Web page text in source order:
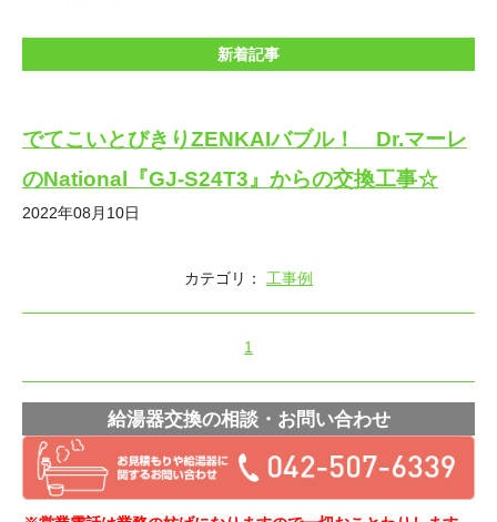
新着記事
でてこいとびきりZENKAIバブル！ Dr.マーレ
のNational『GJ-S24T3』からの交換工事☆
2022年08月10日
カテゴリ： 工事例
1
給湯器交換の相談・お問い合わせ